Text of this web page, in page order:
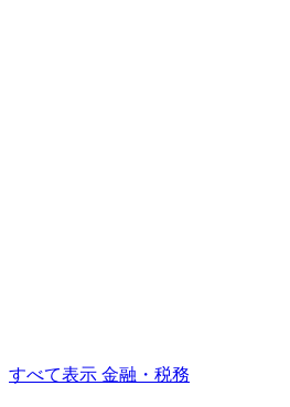
すべて表示 金融・税務